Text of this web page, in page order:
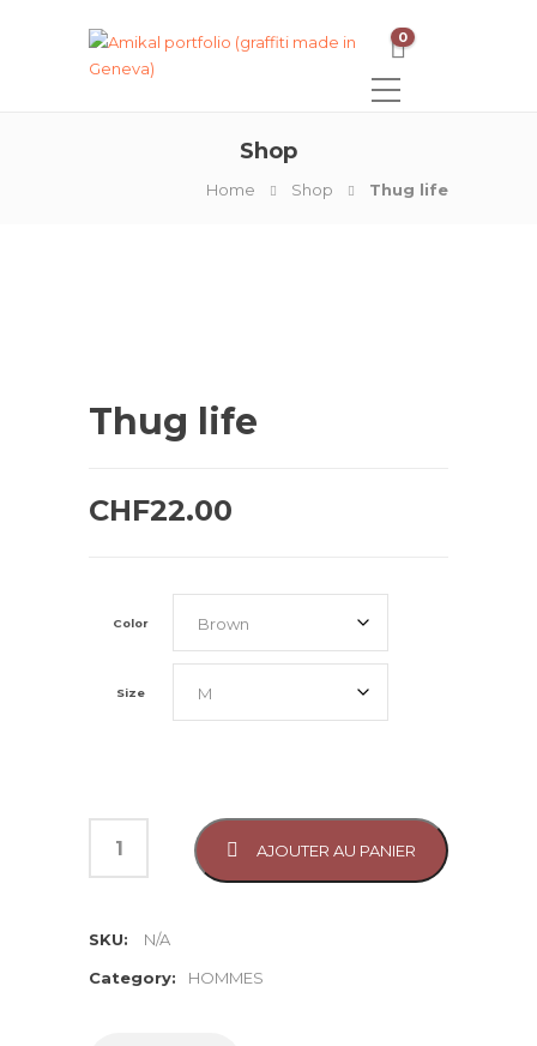
0
Shop
Home Shop Thug life
Thug life
CHF22.00
Color
Size
AJOUTER AU PANIER
SKU:
N/A
Category:
HOMMES